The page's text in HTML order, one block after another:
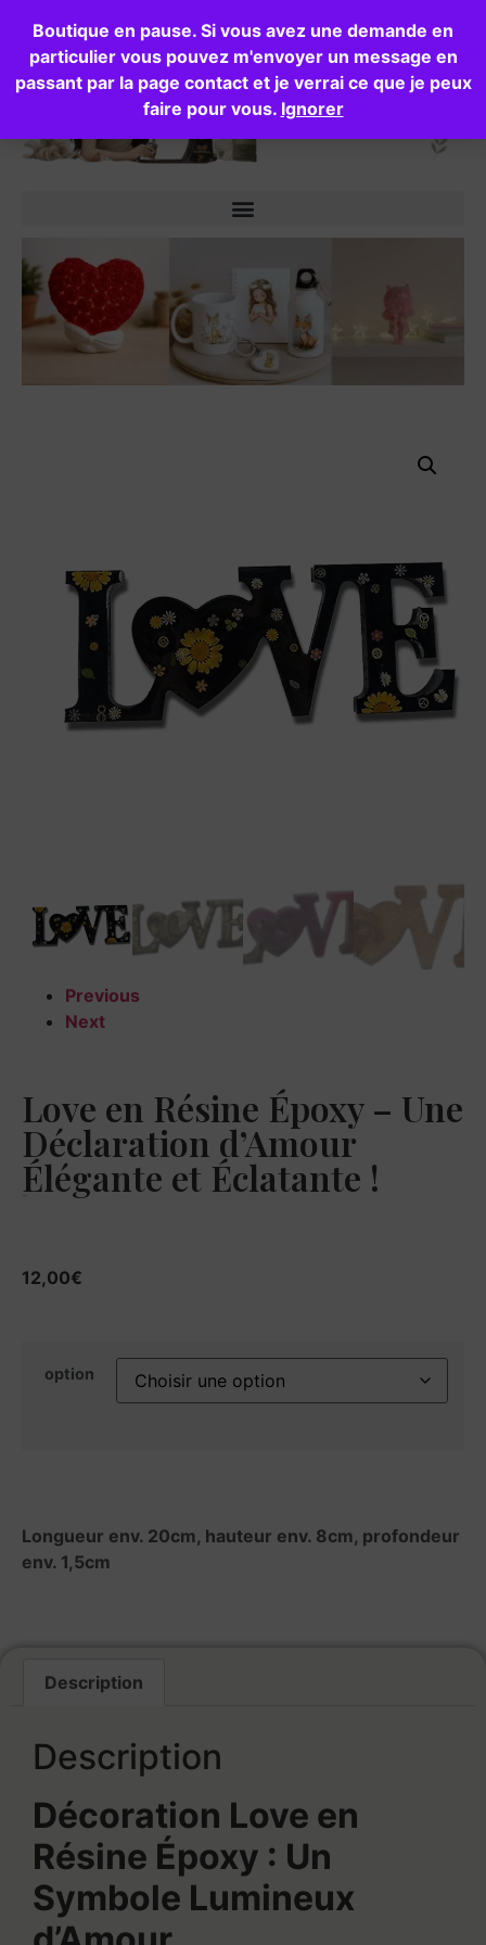
Boutique en pause. Si vous avez une demande en
particulier vous pouvez m'envoyer un message en
passant par la page contact et je verrai ce que je peux
faire pour vous. Ignorer
Previous
Next
Love en Résine Époxy – Une
Déclaration d’Amour
Élégante et Éclatante !
12,00€
option
Longueur env. 20cm, hauteur env. 8cm, profondeur
env. 1,5cm
Description
Description
Décoration Love en
Résine Époxy : Un
Symbole Lumineux